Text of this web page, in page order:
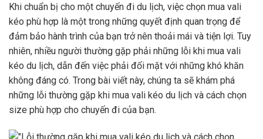
Khi chuẩn bị cho một chuyến đi du lịch, việc chọn mua vali
kéo phù hợp là một trong những quyết định quan trọng để
đảm bảo hành trình của bạn trở nên thoải mái và tiện lợi. Tuy
nhiên, nhiều người thường gặp phải những lỗi khi mua vali
kéo du lịch, dẫn đến việc phải đối mặt với những khó khăn
không đáng có. Trong bài viết này, chúng ta sẽ khám phá
những lỗi thường gặp khi mua vali kéo du lịch và cách chọn
size phù hợp cho chuyến đi của bạn.